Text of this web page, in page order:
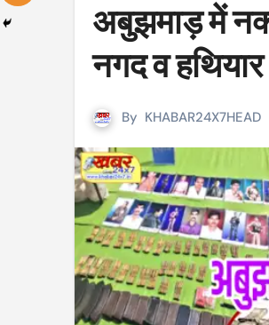
अबुझमाड़ में
नगद व हथियार
By KHABAR24X7HEAD